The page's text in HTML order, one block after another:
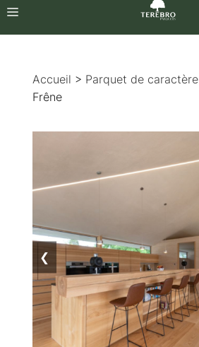
contenu
Menu
Accueil > Parquet de caractère
Frêne
❮